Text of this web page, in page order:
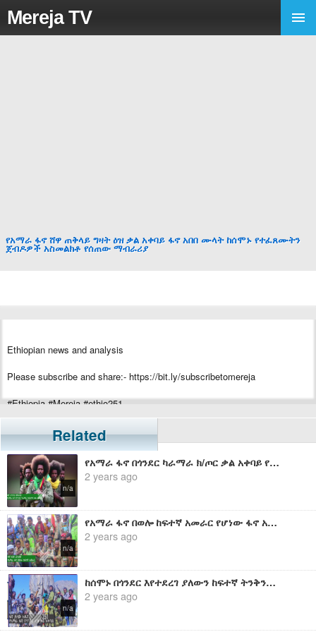
Mereja TV
የአማራ ፋኖ ሸዋ ጠቅላይ ግዛት ዕዝ ቃል አቀባይ ፋኖ አበበ ሙላት ከሰሞኑ የተፈጸሙትን
ጀብዶዎች አስመልክቶ የሰጠው ማብራሪያ
Ethiopian news and analysis
Please subscribe and share:- https://bit.ly/subscribetomereja
#Ethiopia #Mereja #ethio251
Related
n/a
የአማራ ፋኖ በጎንደር ካራማራ ክ/ጦር ቃል አቀባይ የሆነው ፋኖ አንተነህ መክብብ ከሰሞኑ በከፍተኛ ተጋድሎ የተመዘገቡትን ድሎች አስመልክቶ የሰጠው ማብራሪያ
2 years ago
n/a
የአማራ ፋኖ በወሎ ከፍተኛ አመራር የሆነው ፋኖ አበበ ፈንታው ከሰሞኑ የተገኙ የውጊያ ድሎችን አስመልክቶ የሰጠው ማብራሪያ
2 years ago
n/a
ከሰሞኑ በጎንደር እየተደረገ ያለውን ከፍተኛ ትንቅንቅ አስመልክቶ የአማራ ፋኖ በጎንደር ዕዝ ቃል አቀባይ የሆነው ፋኖ ያለው አዱኛ የሰጠው ቃል
2 years ago